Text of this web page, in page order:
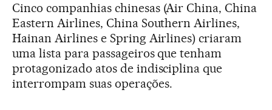
Cinco companhias chinesas (Air China, China
Eastern Airlines, China Southern Airlines,
Hainan Airlines e Spring Airlines) criaram
uma lista para passageiros que tenham
protagonizado atos de indisciplina que
interrompam suas operações.